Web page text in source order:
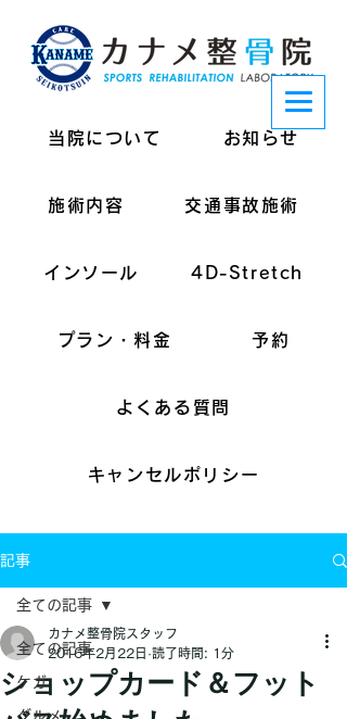
当院について お知らせ
施術内容 交通事故施術
インソール 4D-Stretch
プラン・料金 予約
よくある質問
キャンセルポリシー
記事
全ての記事
ケガ
グルメ
全ての記事
ショップカード＆フット
カナメ整骨院スタッフ
2016年2月22日 読了時間: 1分